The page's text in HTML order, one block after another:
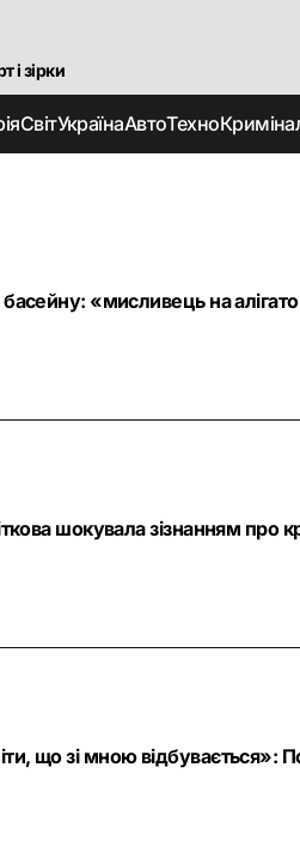
і зірки
СвітУкраїнаАвтоТехно
«мисливець на
шокувала зізнанням про
що зі мною відбувається»: